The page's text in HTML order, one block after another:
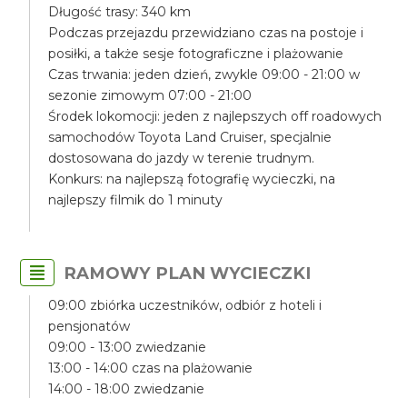
Długość trasy: 340 km
Podczas przejazdu przewidziano czas na postoje i
posiłki, a także sesje fotograficzne i plażowanie
Czas trwania: jeden dzień, zwykle 09:00 - 21:00 w
sezonie zimowym 07:00 - 21:00
Środek lokomocji: jeden z najlepszych off roadowych
samochodów Toyota Land Cruiser, specjalnie
dostosowana do jazdy w terenie trudnym.
Konkurs: na najlepszą fotografię wycieczki, na
najlepszy filmik do 1 minuty
RAMOWY PLAN WYCIECZKI
09:00 zbiórka uczestników, odbiór z hoteli i
pensjonatów
09:00 - 13:00 zwiedzanie
13:00 - 14:00 czas na plażowanie
14:00 - 18:00 zwiedzanie